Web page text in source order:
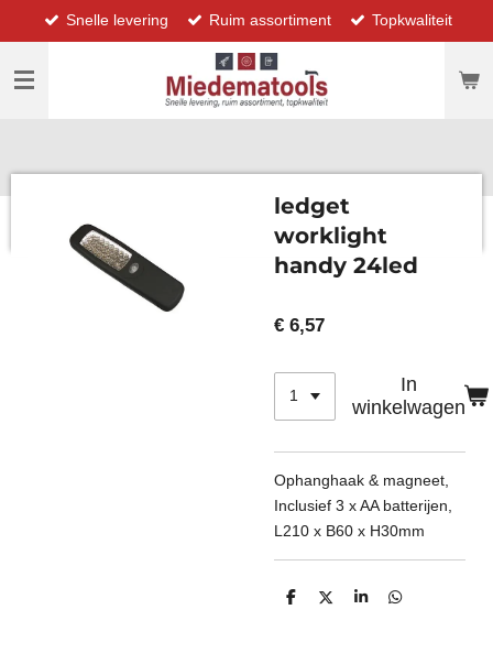
direct
naar
hoofdinhoud
Snelle levering Ruim assortiment Topkwaliteit
ledget
worklight
handy 24led
€ 6,57
In
winkelwagen
Ophanghaak & magneet,
Inclusief 3 x AA batterijen,
L210 x B60 x H30mm
D
D
S
D